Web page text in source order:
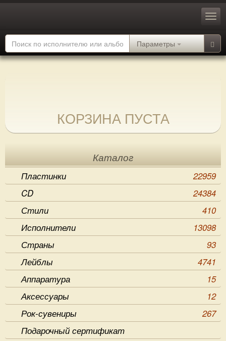
Параметры
КОРЗИНА ПУСТА
Каталог
Пластинки
22959
CD
24384
Стили
410
Исполнители
13098
Страны
93
Лейблы
4741
Аппаратура
15
Аксессуары
12
Рок-сувениры
267
Подарочный сертификат